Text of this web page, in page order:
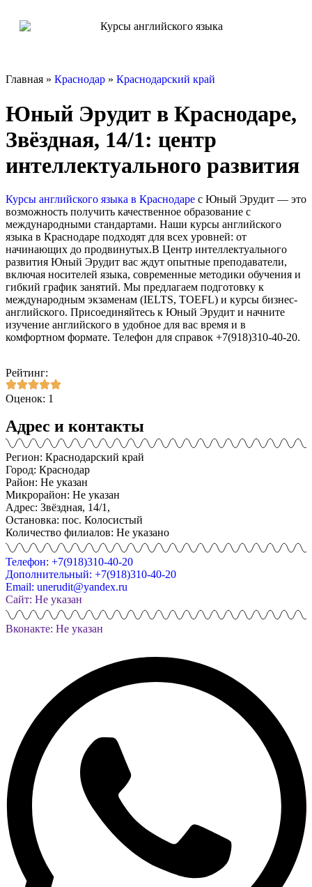
Главная » Краснодар » Краснодарский край
Юный Эрудит в Краснодаре,
Звёздная, 14/1: центр
интеллектуального развития
Курсы английского языка в Краснодаре с Юный Эрудит — это
возможность получить качественное образование с
международными стандартами. Наши курсы английского
языка в Краснодаре подходят для всех уровней: от
начинающих до продвинутых.В Центр интеллектуального
развития Юный Эрудит вас ждут опытные преподаватели,
включая носителей языка, современные методики обучения и
гибкий график занятий. Мы предлагаем подготовку к
международным экзаменам (IELTS, TOEFL) и курсы бизнес-
английского. Присоединяйтесь к Юный Эрудит и начните
изучение английского в удобное для вас время и в
комфортном формате. Телефон для справок +7(918)310-40-20.
Рейтинг:
Оценок: 1
Адрес и контакты
Регион: Краснодарский край
Город: Краснодар
Район: Не указан
Микрорайон: Не указан
Адрес: Звёздная, 14/1,
Остановка: пос. Колосистый
Количество филиалов: Не указано
Телефон: +7(918)310-40-20
Дополнительный: +7(918)310-40-20
Email: unerudit@yandex.ru
Сайт: Не указан
Вконакте: Не указан